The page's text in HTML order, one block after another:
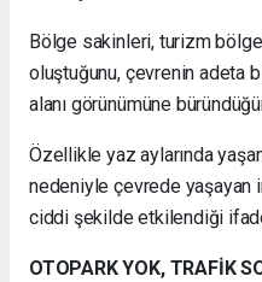
Bölge sakinleri, turizm
oluştuğunu, çevrenin adeta
alanı görünümüne
Özellikle yaz aylarında
nedeniyle çevrede yaşayan
ciddi şekilde etkilendiği
OTOPARK YOK, TRAFİK